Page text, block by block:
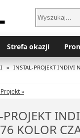
Strefa okazji
» INSTAL-PROJEKT INDIVI
»
PROJEKT
KOLOR